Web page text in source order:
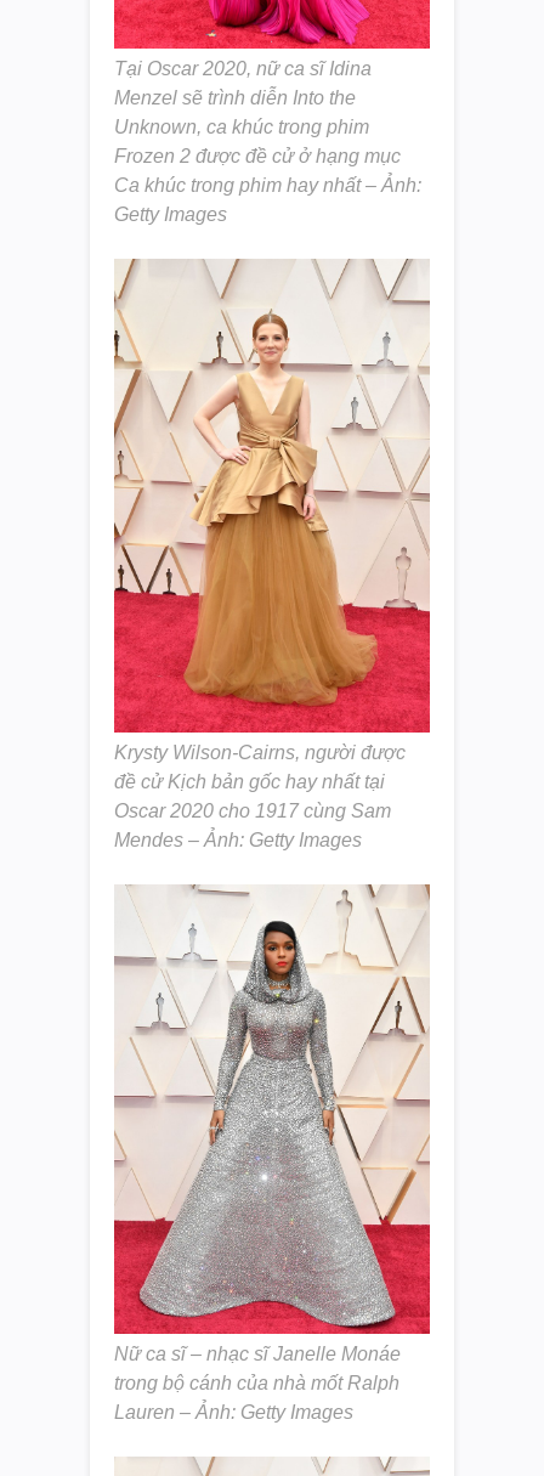
Tại Oscar 2020, nữ ca sĩ Idina
Menzel sẽ trình diễn Into the
Unknown, ca khúc trong phim
Frozen 2 được đề cử ở hạng mục
Ca khúc trong phim hay nhất – Ảnh:
Getty Images
Krysty Wilson-Cairns, người được
đề cử Kịch bản gốc hay nhất tại
Oscar 2020 cho 1917 cùng Sam
Mendes – Ảnh: Getty Images
Nữ ca sĩ – nhạc sĩ Janelle Monáe
trong bộ cánh của nhà mốt Ralph
Lauren – Ảnh: Getty Images